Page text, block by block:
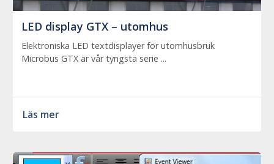
LED display GTX – utomhus
Elektroniska LED textdisplayer för utomhusbruk
Microbus GTX är vår tyngsta serie ...
Läs mer